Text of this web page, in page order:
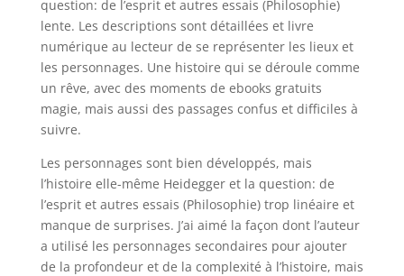
question: de l’esprit et autres essais (Philosophie)
lente. Les descriptions sont détaillées et livre
numérique au lecteur de se représenter les lieux et
les personnages. Une histoire qui se déroule comme
un rêve, avec des moments de ebooks gratuits
magie, mais aussi des passages confus et difficiles à
suivre.
Les personnages sont bien développés, mais
l’histoire elle-même Heidegger et la question: de
l’esprit et autres essais (Philosophie) trop linéaire et
manque de surprises. J’ai aimé la façon dont l’auteur
a utilisé les personnages secondaires pour ajouter
de la profondeur et de la complexité à l’histoire, mais